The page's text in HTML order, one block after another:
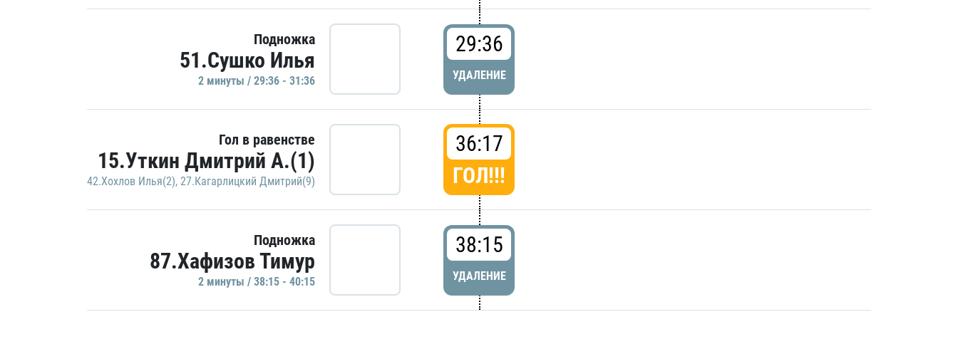
Подножка
51.Сушко Илья
2 минуты / 29:36 - 31:36
29:36
УДАЛЕНИЕ
Гол в равенстве
15.Уткин Дмитрий А.(1)
42.Хохлов Илья(2), 27.Кагарлицкий Дмитрий(9)
36:17
ГОЛ!!!
Подножка
87.Хафизов Тимур
2 минуты / 38:15 - 40:15
38:15
УДАЛЕНИЕ